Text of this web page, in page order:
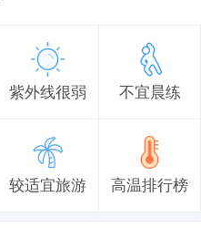
紫外线很弱 不宜晨练
较适宜旅游 高温排行榜